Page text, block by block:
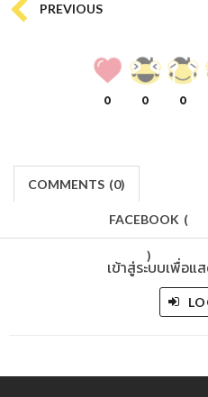
PREVIOUS
0 0 0
COMMENTS (0)
FACEBOOK (
)
เข้าสู่ระบบเพื่อแ